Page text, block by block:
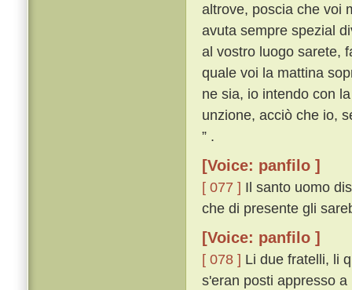
altrove, poscia che voi
avuta sempre spezial
al vostro luogo sarete,
quale voi la mattina
ne sia, io intendo con
unzione, acciò che io,
” .
[Voice: panfilo ]
[ 077 ] Il santo uomo
che di presente gli
[Voice: panfilo ]
[ 078 ] Li due fratelli, li
s'eran posti appresso